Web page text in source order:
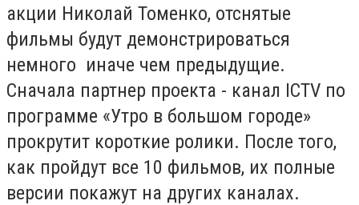
акции Николай Томенко, отснятые
фильмы будут демонстрироваться
немного иначе чем предыдущие.
Сначала партнер проекта - канал ICTV по
программе «Утро в большом городе»
прокрутит короткие ролики. После того,
как пройдут все 10 фильмов, их полные
версии покажут на других каналах.